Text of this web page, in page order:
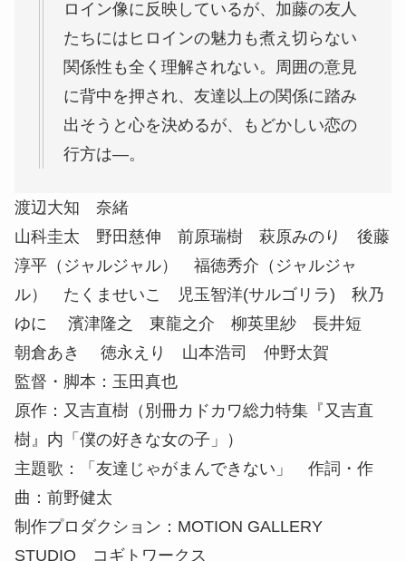
ロイン像に反映しているが、加藤の友人
たちにはヒロインの魅力も煮え切らない
関係性も全く理解されない。周囲の意見
に背中を押され、友達以上の関係に踏み
出そうと心を決めるが、もどかしい恋の
行方は―。
渡辺大知 奈緒
山科圭太 野田慈伸 前原瑞樹 萩原みのり 後藤
淳平（ジャルジャル） 福徳秀介（ジャルジャ
ル） たくませいこ 児玉智洋(サルゴリラ) 秋乃
ゆに 濱津隆之 東龍之介 柳英里紗 長井短
朝倉あき 徳永えり 山本浩司 仲野太賀
監督・脚本：玉田真也
原作：又吉直樹（別冊カドカワ総力特集『又吉直
樹』内「僕の好きな女の子」）
主題歌：「友達じゃがまんできない」 作詞・作
曲：前野健太
制作プロダクション：MOTION GALLERY
STUDIO コギトワークス